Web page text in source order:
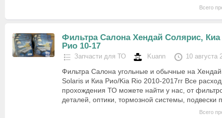
Всего
Фильтра Салона Хендай Солярис, Киа
Рио 10-17
Запчасти для ТО Kuann 10 августа
Фильтра Салона угольные и обычные на
Solaris и Киа Рио/Kia Rio 2010-2017гг Все
прохождения ТО можете найти у нас, от
деталей, оптики, тормозной системы, подвески
Всего